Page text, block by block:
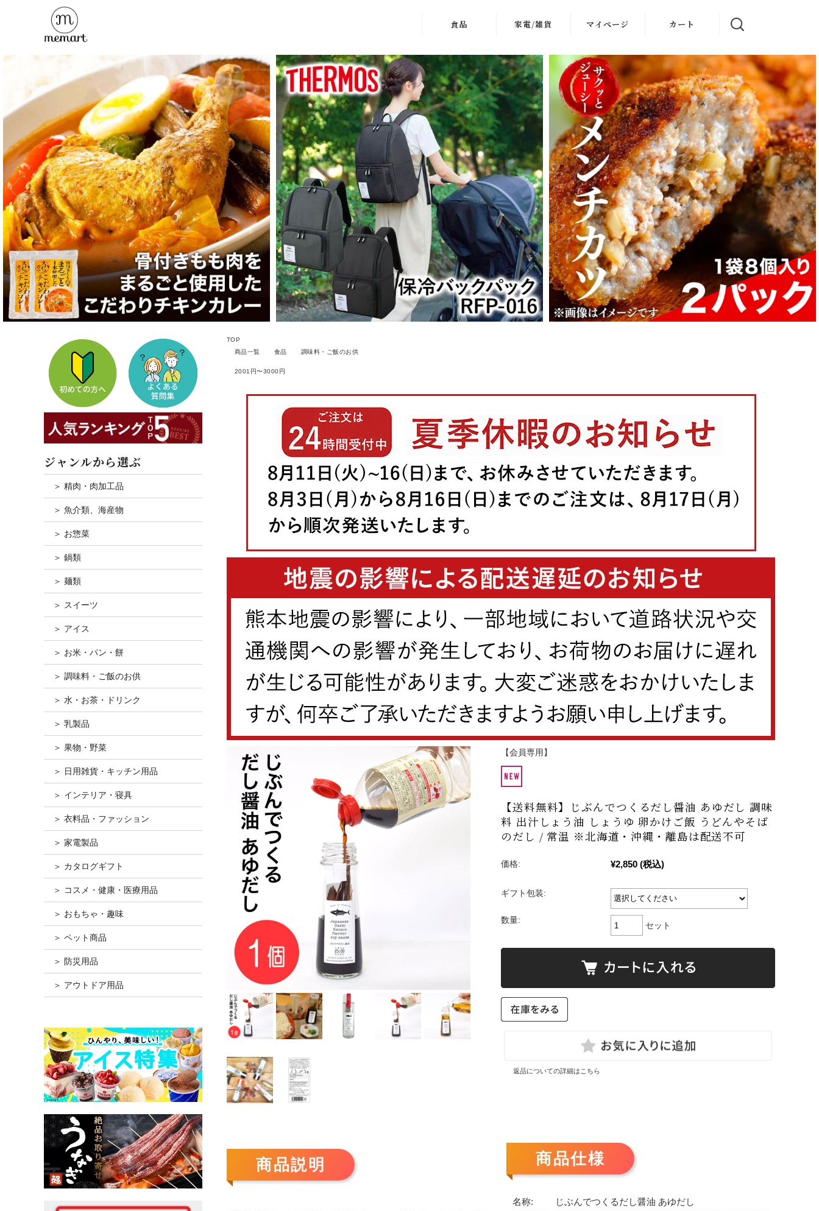
食品
お肉
魚介
お惣菜
鍋類
麺類
お米・パン・餅
スイーツ・アイ
家電/雑貨
＞ キッチン家電
＞ 掃除家電
＞ 美容家電
＞ 季節・空調家
電
＞ インテリア・
寝具
＞ 防災用品
マイページ カート
TOP
商品一覧
食品 調味料・ご飯のお供
2001円〜3000円
【会員専用】
【送料無料】じぶんでつくるだし醤油 あゆだし 調味
料 出汁しょう油 しょうゆ 卵かけご飯 うどんやそば
のだし / 常温 ※北海道・沖縄・離島は配送不可
価格: ¥2,850 (税込)
ギフト包装:
数量:
セット
返品についての詳細はこちら
商品説明 商品仕様
名称:
じぶんでつくるだし醤油 あゆだし
ジャンルから選ぶ
＞ 精肉・肉加工品
＞ 魚介類、海産物
＞ お惣菜
＞ 鍋類
＞ 麺類
＞ スイーツ
＞ アイス
＞ お米・パン・餅
＞ 調味料・ご飯のお供
＞ 水・お茶・ドリンク
＞ 乳製品
＞ 果物・野菜
＞ 日用雑貨・キッチン用品
＞ インテリア・寝具
＞ 衣料品・ファッション
＞ 家電製品
＞ カタログギフト
＞ コスメ・健康・医療用品
＞ おもちゃ・趣味
＞ ペット商品
＞ 防災用品
＞ アウトドア用品